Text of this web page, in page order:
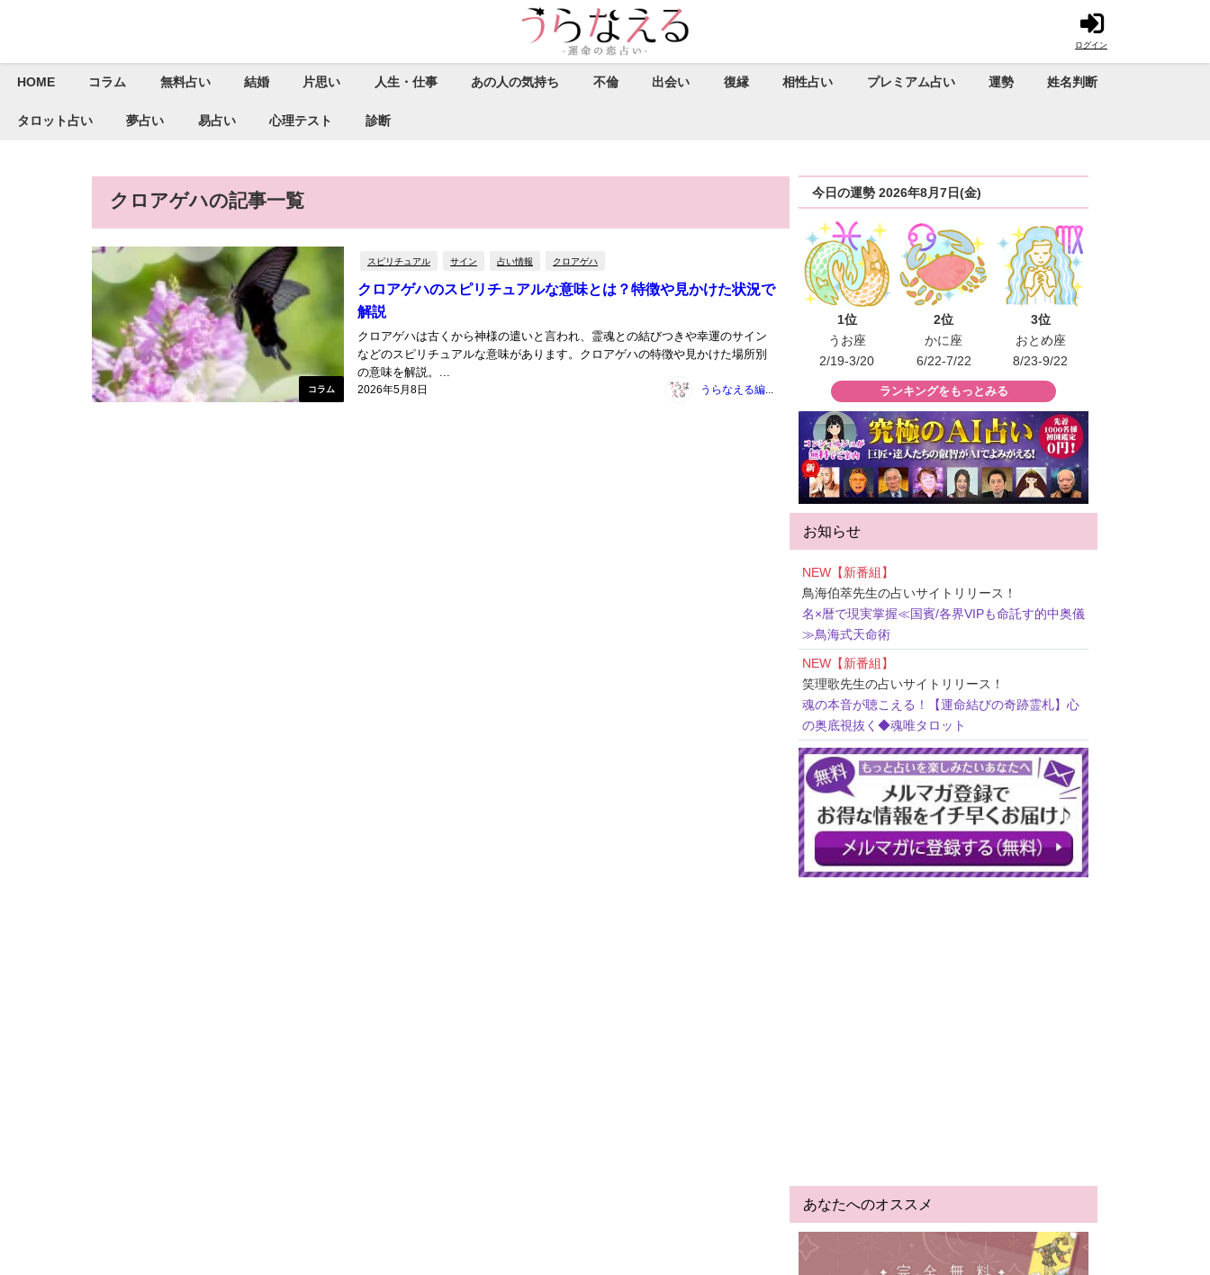
ログイン
HOME コラム 無料占い 結婚 片思い 人生・仕事 あの人の気持ち 不倫 出会い 復縁 相性占い プレミアム占い 運勢 姓名判断
タロット占い 夢占い 易占い 心理テスト 診断
クロアゲハの記事一覧
コラム
スピリチュアル サイン 占い情報 クロアゲハ
クロアゲハのスピリチュアルな意味とは？特徴や見かけた状況で
解説
2026年5月8日
クロアゲハは古くから神様の遣いと言われ、霊魂との結びつきや幸運のサイン
などのスピリチュアルな意味があります。クロアゲハの特徴や見かけた場所別
の意味を解説。...
今日の運勢 2026年8月7日(金)
1位
うお座
2/19-3/20
2位
かに座
6/22-7/22
3位
おとめ座
8/23-9/22
ランキングをもっとみる
お知らせ
NEW【新番組】
鳥海伯萃先生の占いサイトリリース！
名×暦で現実掌握≪国賓/各界VIPも命託す的中奥儀
≫鳥海式天命術
NEW【新番組】
笑理歌先生の占いサイトリリース！
魂の本音が聴こえる！【運命結びの奇跡霊札】心
の奥底視抜く◆魂唯タロット
あなたへのオススメ